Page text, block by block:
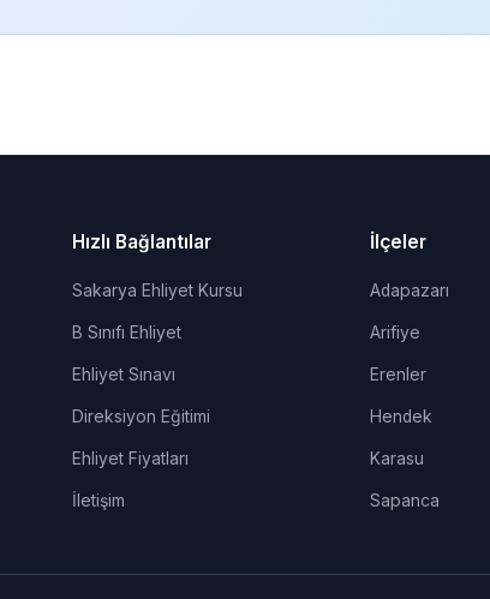
Hızlı Bağlantılar
Sakarya Ehliyet Kursu
B Sınıfı Ehliyet
Ehliyet Sınavı
Direksiyon Eğitimi
Ehliyet Fiyatları
İletişim
İlçeler
Adapazarı
Arifiye
Erenler
Hendek
Karasu
Sapanca